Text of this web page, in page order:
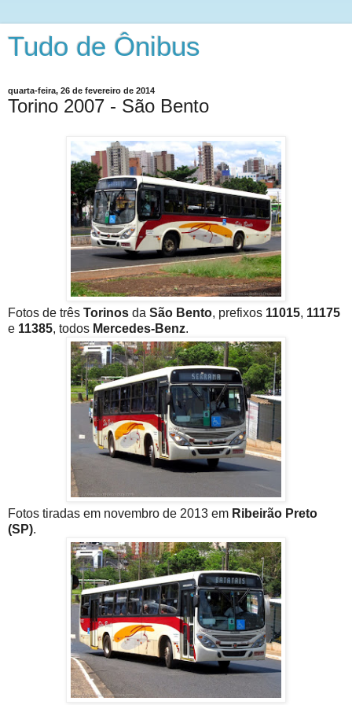
Tudo de Ônibus
quarta-feira, 26 de fevereiro de 2014
Torino 2007 - São Bento
Fotos de três Torinos da São Bento, prefixos 11015, 11175
e 11385, todos Mercedes-Benz.
Fotos tiradas em novembro de 2013 em Ribeirão Preto
(SP).